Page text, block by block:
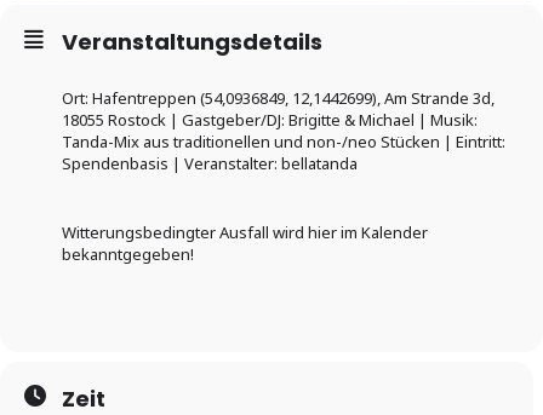
Veranstaltungsdetails
Ort: Hafentreppen (54,0936849, 12,1442699), Am Strande 3d,
18055 Rostock | Gastgeber/DJ: Brigitte & Michael | Musik:
Tanda-Mix aus traditionellen und non-/neo Stücken | Eintritt:
Spendenbasis | Veranstalter: bellatanda
Witterungsbedingter Ausfall wird hier im Kalender
bekanntgegeben!
Zeit